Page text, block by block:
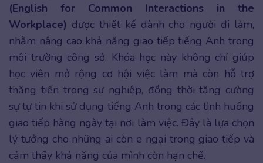
(English for Common Interactions in the
Workplace) được thiết kế dành cho người đi làm,
nhằm nâng cao khả năng giao tiếp tiếng Anh trong
môi trường công sở. Khóa học này không chỉ giúp
học viên mở rộng cơ hội việc làm mà còn hỗ trợ
thăng tiến trong sự nghiệp, đồng thời tăng cường
sự tự tin khi sử dụng tiếng Anh trong các tình huống
giao tiếp hàng ngày tại nơi làm việc. Đây là lựa chọn
lý tưởng cho những ai còn e ngại trong giao tiếp và
cảm thấy khả năng của mình còn hạn chế.